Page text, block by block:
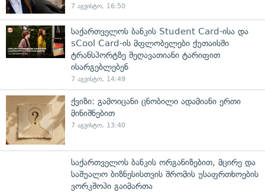
7 აგვისტო, 16:50
საქართველოს ბანკის Student Card-ისა და
sCool Card-ის მფლობელები ქუთაისში
ტრანსპორტზე შეღავათიანი ტარიფით
ისარგებლებენ
7 აგვისტო, 14:49
ქვიზი: გამოიცანი ცნობილი ადამიანი ერთი
მინიშნებით
7 აგვისტო, 13:40
საქართველოს ბანკის ორგანიზებით, მცირე და
საშუალო ბიზნესისთვის შრომის უსაფრთხოების
ვორკშოპი გაიმართა